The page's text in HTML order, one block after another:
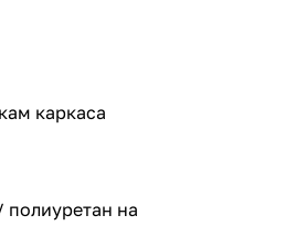
каркаса
на